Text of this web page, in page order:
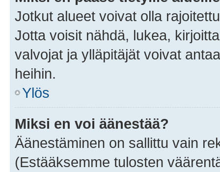
Jotkut alueet voivat olla
Jotta voisit nähdä, lukea,
valvojat ja ylläpitäjät voivat
heihin.
Ylös
Miksi en voi äänestää?
Äänestäminen on sallittu vain
(Estääksemme tulosten